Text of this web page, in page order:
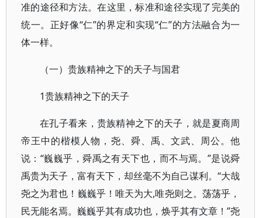
准的途径和方法。在这里，标准和途径实现了完美的
统一。正好像“仁”的界定和实现“仁”的方法融合为一
体一样。
（一）贵族精神之下的天子与国君
1贵族精神之下的天子
在孔子看来，贵族精神之下的天子，就是夏商周
帝王中的楷模人物，尧、舜、禹、文武、周公。他
说：“巍巍乎，舜禹之有天下也，而不与焉。”是说舜
禹贵为天子，富有天下，却丝毫不为自己谋利。“大哉
尧之为君也！巍巍乎！唯天为大,唯尧则之。荡荡乎，
民无能名焉。巍巍乎其有成功也，焕乎其有文章！”尧